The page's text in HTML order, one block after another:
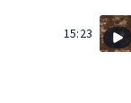
15:23